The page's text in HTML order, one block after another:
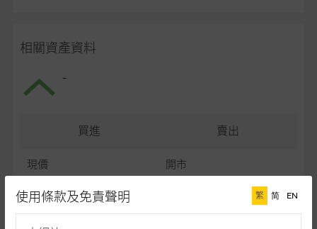
相關資產資料
-
買進 賣出
現價 開市
最高
使用條款及免責聲明 繁 简 EN